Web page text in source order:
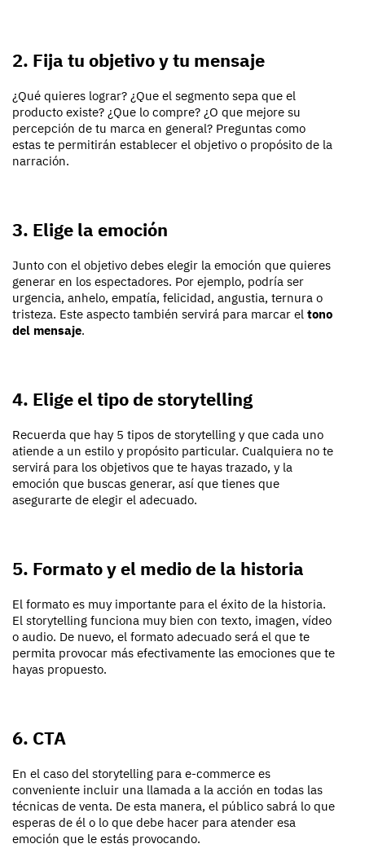
2. Fija tu objetivo y tu mensaje
¿Qué quieres lograr? ¿Que el segmento sepa que el
producto existe? ¿Que lo compre? ¿O que mejore su
percepción de tu marca en general? Preguntas como
estas te permitirán establecer el objetivo o propósito de la
narración.
3. Elige la emoción
Junto con el objetivo debes elegir la emoción que quieres
generar en los espectadores. Por ejemplo, podría ser
urgencia, anhelo, empatía, felicidad, angustia, ternura o
tristeza. Este aspecto también servirá para marcar el tono
del mensaje.
4. Elige el tipo de storytelling
Recuerda que hay 5 tipos de storytelling y que cada uno
atiende a un estilo y propósito particular. Cualquiera no te
servirá para los objetivos que te hayas trazado, y la
emoción que buscas generar, así que tienes que
asegurarte de elegir el adecuado.
5. Formato y el medio de la historia
El formato es muy importante para el éxito de la historia.
El storytelling funciona muy bien con texto, imagen, vídeo
o audio. De nuevo, el formato adecuado será el que te
permita provocar más efectivamente las emociones que te
hayas propuesto.
6. CTA
En el caso del storytelling para e-commerce es
conveniente incluir una llamada a la acción en todas las
técnicas de venta. De esta manera, el público sabrá lo que
esperas de él o lo que debe hacer para atender esa
emoción que le estás provocando.